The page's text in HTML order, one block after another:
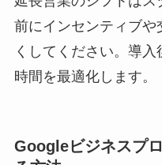
前にインセンティブ
くしてください。導
時間を最適化します。
Googleビジネスプ